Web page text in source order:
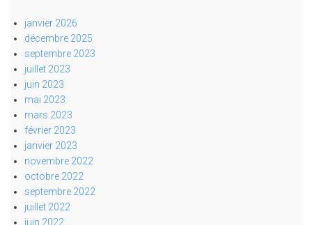
janvier 2026
décembre 2025
septembre 2023
juillet 2023
juin 2023
mai 2023
mars 2023
février 2023
janvier 2023
novembre 2022
octobre 2022
septembre 2022
juillet 2022
juin 2022